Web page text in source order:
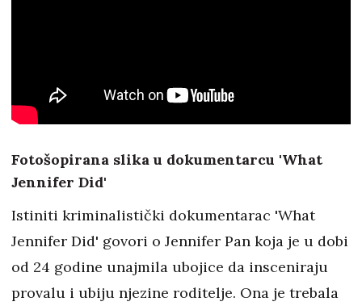
Fotošopirana slika u dokumentarcu 'What
Jennifer Did'
Istiniti kriminalistički dokumentarac 'What
Jennifer Did' govori o Jennifer Pan koja je u dobi
od 24 godine unajmila ubojice da insceniraju
provalu i ubiju njezine roditelje. Ona je trebala